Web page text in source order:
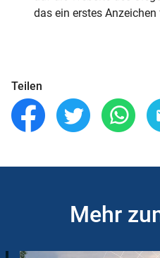
das ein erstes
Teilen
Mehr